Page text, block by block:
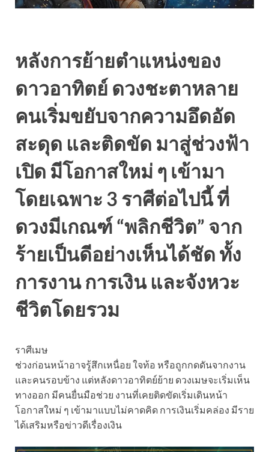
หลังการย้ายตำแหน่งของ
ดาวอาทิตย์ ดวงชะตาหลาย
คนเริ่มขยับจากความอึดอัด
สะดุด และติดขัด มาสู่ช่วงฟ้า
เปิด มีโอกาสใหม่ ๆ เข้ามา
โดยเฉพาะ 3 ราศีต่อไปนี้ ที่
ดวงมีเกณฑ์ “พลิกชีวิต” จาก
ร้ายเป็นดีอย่างเห็นได้ชัด ทั้ง
การงาน การเงิน และจังหวะ
ชีวิตโดยรวม
ราศีเมษ
ช่วงก่อนหน้าอาจรู้สึกเหนื่อย ใจท้อ หรือถูกกดดันจากงาน
และคนรอบข้าง แต่หลังดาวอาทิตย์ย้าย ดวงเมษจะเริ่มเห็น
ทางออก มีคนยื่นมือช่วย งานที่เคยติดขัดเริ่มเดินหน้า
โอกาสใหม่ ๆ เข้ามาแบบไม่คาดคิด การเงินเริ่มคล่อง มีราย
ได้เสริมหรือข่าวดีเรื่องเงิน